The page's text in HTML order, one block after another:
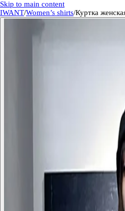
Skip to main content
IWANT/Women’s shirts/Куртка